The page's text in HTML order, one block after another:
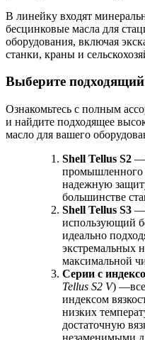
В линейку входят
бесцинковые масла для
оборудования, включая
станки, краны и
Выберите
Ознакомьтесь с полным
и найдите подходящее
масло для вашего
Shell Tellus S2 —
промышленного
надежную
большинстве
Shell Tellus S3 —
использующий
идеально
экстремальных
максимальной
Серии с
Tellus S2 V)
индексом
низких
достаточную